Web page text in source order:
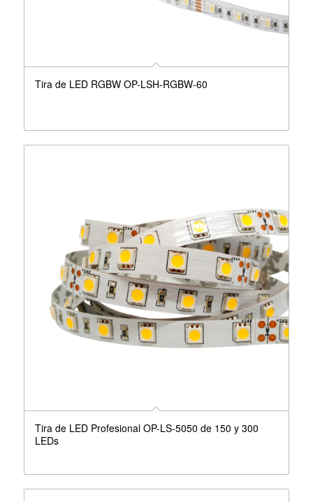
Tira de LED RGBW OP-LSH-RGBW-60
Tira de LED Profesional OP-LS-5050 de 150 y 300
LEDs